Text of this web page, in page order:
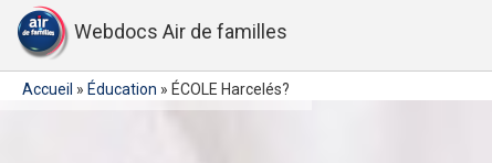
Webdocs Air de familles
Accueil » Éducation » ÉCOLE Harcelés?